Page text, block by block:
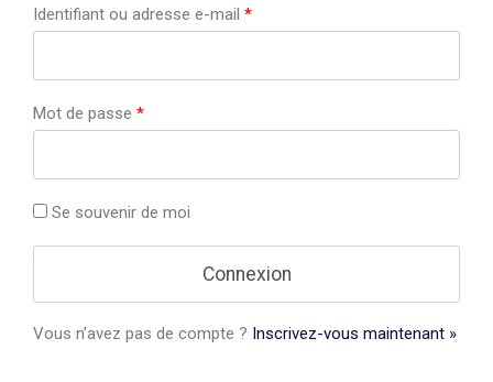
Identifiant ou adresse e-mail *
Mot de passe *
Se souvenir de moi
Vous n’avez pas de compte ? Inscrivez-vous maintenant »